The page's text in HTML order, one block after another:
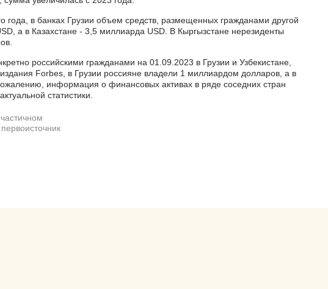
года, в банках Грузии объем средств, размещенных гражданами другой
а в Казахстане - 3,5 миллиарда USD. В Кыргызстане нерезиденты
российскими гражданами на 01.09.2023 в Грузии и Узбекистане,
Forbes, в Грузии россияне владели 1 миллиардом долларов, а в
информация о финансовых активах в ряде соседних стран
статистики.
Счет в казахстанском банке на
иностранную компанию
по запросу
Регистрация оффшора в Гонконге
от 3770 EUR